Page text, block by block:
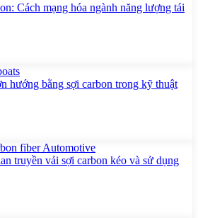
Cách mạng hóa ngành năng lượng tái
hướng bằng sợi carbon trong kỹ thuật
truyền vải sợi carbon kéo và sử dụng